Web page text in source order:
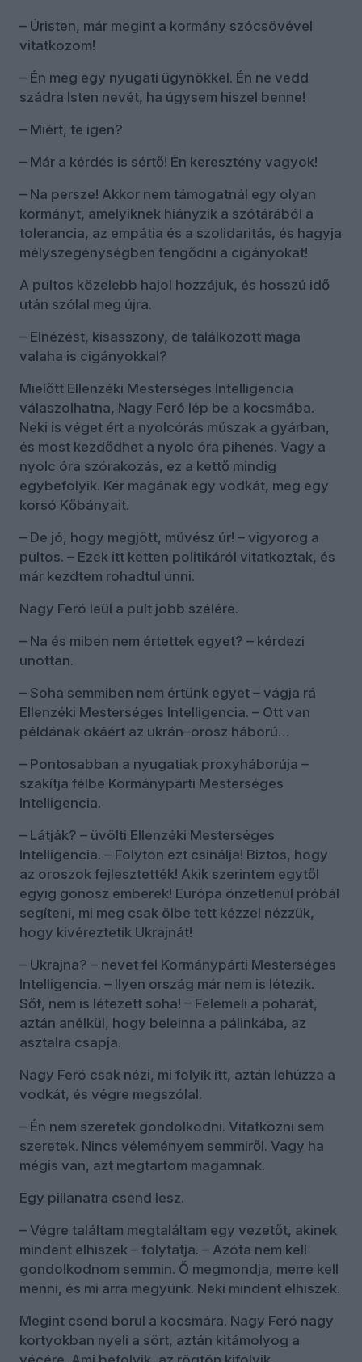
– Úristen, már megint a kormány szócsövével
vitatkozom!
– Én meg egy nyugati ügynökkel. Én ne vedd
szádra Isten nevét, ha úgysem hiszel benne!
– Miért, te igen?
– Már a kérdés is sértő! Én keresztény vagyok!
– Na persze! Akkor nem támogatnál egy olyan
kormányt, amelyiknek hiányzik a szótárából a
tolerancia, az empátia és a szolidaritás, és hagyja
mélyszegénységben tengődni a cigányokat!
A pultos közelebb hajol hozzájuk, és hosszú idő
után szólal meg újra.
– Elnézést, kisasszony, de találkozott maga
valaha is cigányokkal?
Mielőtt Ellenzéki Mesterséges Intelligencia
válaszolhatna, Nagy Feró lép be a kocsmába.
Neki is véget ért a nyolcórás műszak a gyárban,
és most kezdődhet a nyolc óra pihenés. Vagy a
nyolc óra szórakozás, ez a kettő mindig
egybefolyik. Kér magának egy vodkát, meg egy
korsó Kőbányait.
– De jó, hogy megjött, művész úr! – vigyorog a
pultos. – Ezek itt ketten politikáról vitatkoztak, és
már kezdtem rohadtul unni.
Nagy Feró leül a pult jobb szélére.
– Na és miben nem értettek egyet? – kérdezi
unottan.
– Soha semmiben nem értünk egyet – vágja rá
Ellenzéki Mesterséges Intelligencia. – Ott van
példának okáért az ukrán–orosz háború…
– Pontosabban a nyugatiak proxyháborúja –
szakítja félbe Kormánypárti Mesterséges
Intelligencia.
– Látják? – üvölti Ellenzéki Mesterséges
Intelligencia. – Folyton ezt csinálja! Biztos, hogy
az oroszok fejlesztették! Akik szerintem egytől
egyig gonosz emberek! Európa önzetlenül próbál
segíteni, mi meg csak ölbe tett kézzel nézzük,
hogy kivéreztetik Ukrajnát!
– Ukrajna? – nevet fel Kormánypárti Mesterséges
Intelligencia. – Ilyen ország már nem is létezik.
Sőt, nem is létezett soha! – Felemeli a poharát,
aztán anélkül, hogy beleinna a pálinkába, az
asztalra csapja.
Nagy Feró csak nézi, mi folyik itt, aztán lehúzza a
vodkát, és végre megszólal.
– Én nem szeretek gondolkodni. Vitatkozni sem
szeretek. Nincs véleményem semmiről. Vagy ha
mégis van, azt megtartom magamnak.
Egy pillanatra csend lesz.
– Végre találtam megtaláltam egy vezetőt, akinek
mindent elhiszek – folytatja. – Azóta nem kell
gondolkodnom semmin. Ő megmondja, merre kell
menni, és mi arra megyünk. Neki mindent elhiszek.
Megint csend borul a kocsmára. Nagy Feró nagy
kortyokban nyeli a sört, aztán kitámolyog a